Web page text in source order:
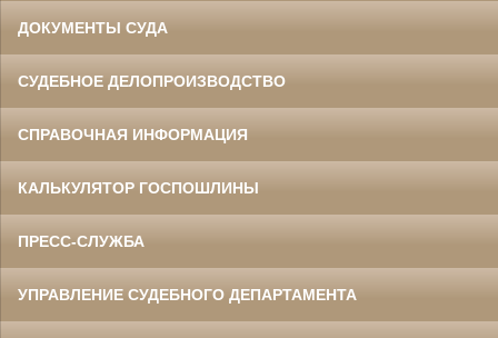
ДОКУМЕНТЫ СУДА
СУДЕБНОЕ ДЕЛОПРОИЗВОДСТВО
СПРАВОЧНАЯ ИНФОРМАЦИЯ
КАЛЬКУЛЯТОР ГОСПОШЛИНЫ
ПРЕСС-СЛУЖБА
УПРАВЛЕНИЕ СУДЕБНОГО ДЕПАРТАМЕНТА